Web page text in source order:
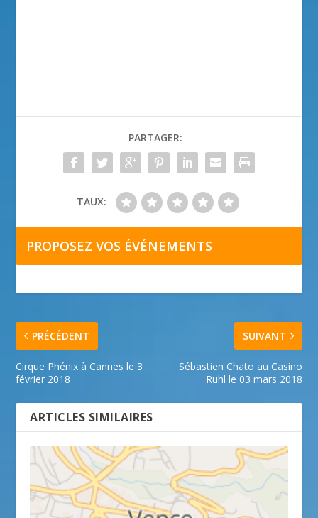
PARTAGER:
TAUX:
PROPOSEZ VOS ÉVÉNEMENTS
PRÉCÉDENT
Cirque Phénix à Cannes le 3
février 2018
SUIVANT
Sébastien Chato au Casino
Ruhl le 03 mars 2018
ARTICLES SIMILAIRES